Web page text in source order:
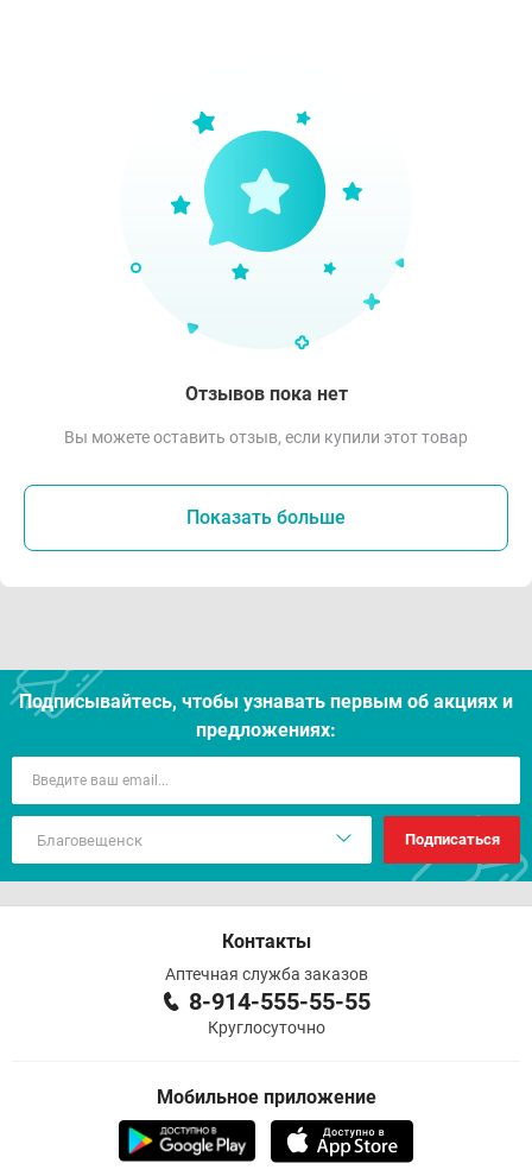
Отзывов пока нет
Вы можете оставить отзыв, если купили этот товар
Показать больше
Подписывайтесь, чтобы узнавать первым об акцияx и
предложениях:
Подписаться
Контакты
Аптечная служба заказов
8-914-555-55-55
Круглосуточно
Мобильное приложение